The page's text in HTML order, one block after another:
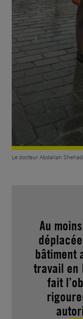
Le docteur Abdallah
Au
bâtiment
travail en
fait